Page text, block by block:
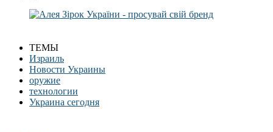
ТЕМЫ
Израиль
Новости Украины
оружие
технологии
Украина сегодня